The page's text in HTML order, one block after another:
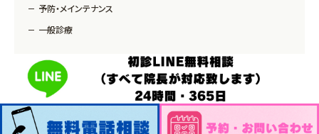
予防・メインテナンス
一般診療
Copyright © MM Dental Clinic All Rights Reserved